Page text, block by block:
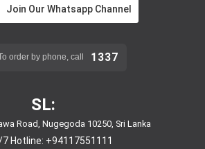
Join Our Whatsapp Channel
order by phone, call 1337
SL:
Road, Nugegoda 10250, Sri Lanka
Hotline: +94117551111